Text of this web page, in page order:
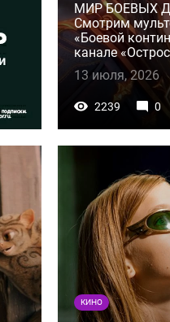
МИР БОЕВЫХ
Смотрим
«Боевой
канале
13 июля, 2026
2239 0
КИНО